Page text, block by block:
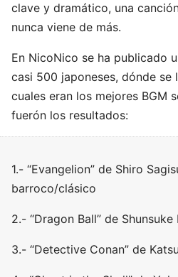
clave y dramático, una
nunca viene de más.
En NicoNico se ha publicado
casi 500 japoneses, dónde se
cuales eran los mejores BGM
fuerón los resultados:
1.- “Evangelion” de Shiro
barroco/clásico
2.- “Dragon Ball” de Shunsuke
3.- “Detective Conan” de